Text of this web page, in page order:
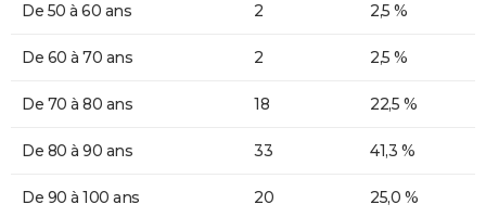
De 50 à 60 ans 2 2,5 %
De 60 à 70 ans 2 2,5 %
De 70 à 80 ans 18 22,5 %
De 80 à 90 ans 33 41,3 %
De 90 à 100 ans 20 25,0 %